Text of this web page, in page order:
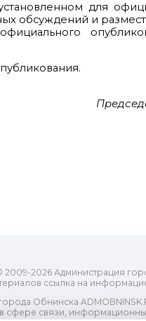
для
обсуждений и
2009-2026 Администрация
ссылка на
Обнинска
в сфере связи,